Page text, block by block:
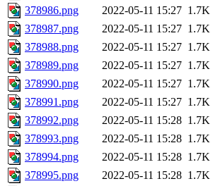
378986.png
2022-05-11 15:27 1.7K
378987.png
2022-05-11 15:27 1.7K
378988.png
2022-05-11 15:27 1.7K
378989.png
2022-05-11 15:27 1.7K
378990.png
2022-05-11 15:27 1.7K
378991.png
2022-05-11 15:27 1.7K
378992.png
2022-05-11 15:28 1.7K
378993.png
2022-05-11 15:28 1.7K
378994.png
2022-05-11 15:28 1.7K
378995.png
2022-05-11 15:28 1.7K